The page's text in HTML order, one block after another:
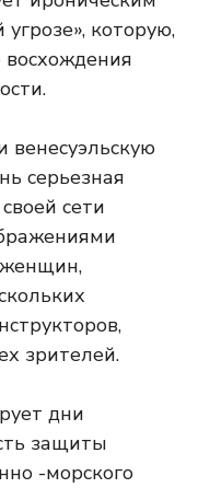
которую,
серьезная
сети
женщин,
зрителей.
дни
защиты
-морского